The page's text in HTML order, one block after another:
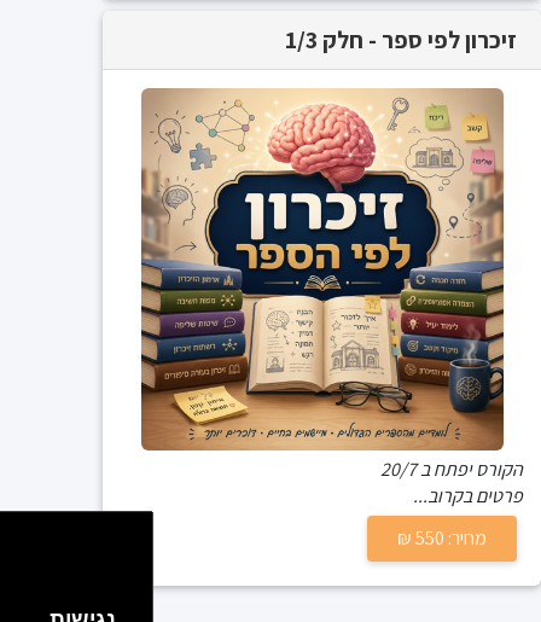
זיכרון לפי ספר - חלק 1/3
הקורס יפתח ב 20/7
פרטים בקרוב...
מחיר: 550 ₪